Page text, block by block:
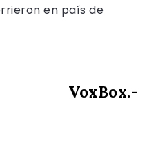
en país de
VoxBox.-